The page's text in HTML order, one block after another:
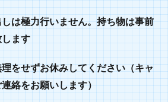
は極力行いません。持ち物は事前
ます
をせずお休みしてください（キャ
絡をお願いします）